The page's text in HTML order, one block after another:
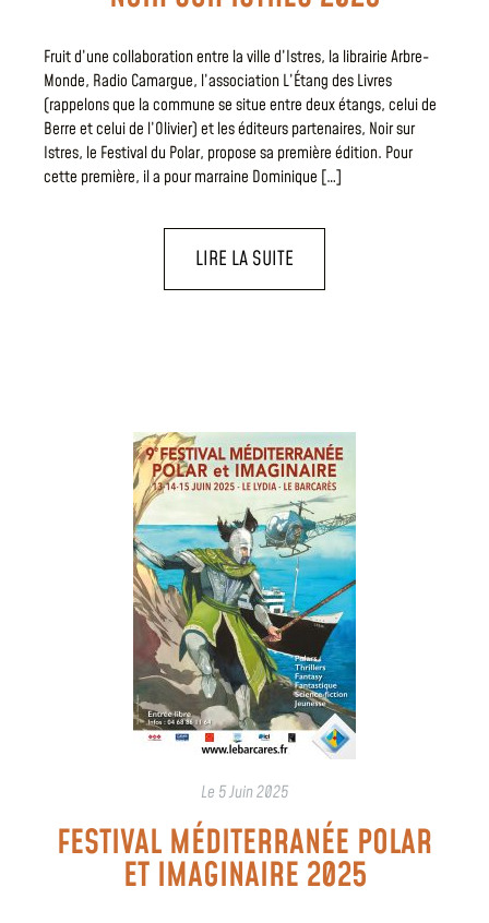
Fruit d’une collaboration entre la ville d’Istres, la librairie Arbre-
Monde, Radio Camargue, l’association L’Étang des Livres
(rappelons que la commune se situe entre deux étangs, celui de
Berre et celui de l’Olivier) et les éditeurs partenaires, Noir sur
Istres, le Festival du Polar, propose sa première édition. Pour
cette première, il a pour marraine Dominique […]
LIRE LA SUITE
Le 5 Juin 2025
FESTIVAL MÉDITERRANÉE POLAR
ET IMAGINAIRE 2025